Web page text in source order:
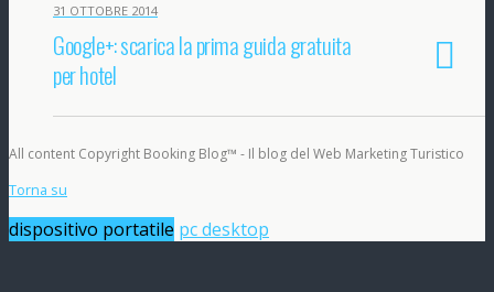
31 OTTOBRE 2014
Google+: scarica la prima guida gratuita
per hotel
All content Copyright Booking Blog™ - Il blog del Web Marketing Turistico
Torna su
dispositivo portatile pc desktop